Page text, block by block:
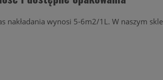
nakładania wynosi 5-6m2/1L. W naszym